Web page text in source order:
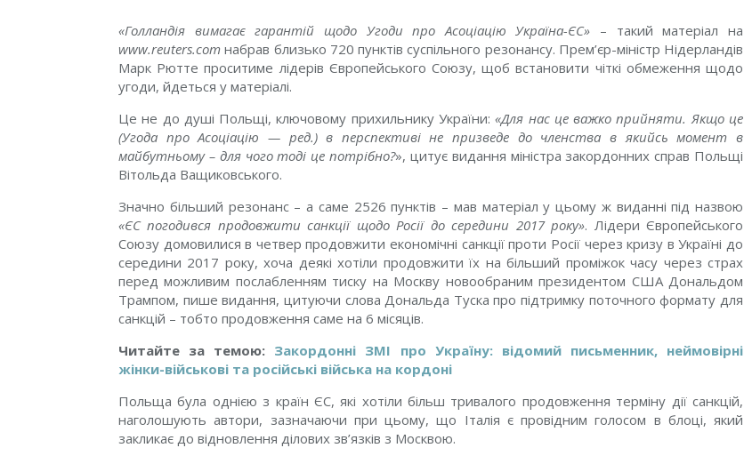
«Голландія вимагає гарантій щодо Угоди про Асоціацію Україна-ЄС» – такий матеріал на
www.reuters.com набрав близько 720 пунктів суспільного резонансу. Прем’єр-міністр Нідерландів
Марк Рютте проситиме лідерів Європейського Союзу, щоб встановити чіткі обмеження щодо
угоди, йдеться у матеріалі.
Це не до душі Польщі, ключовому прихильнику України:«Для нас це важко прийняти. Якщо це
(Угода про Асоціацію — ред.) в перспективі не призведе до членства в якийсь момент в
майбутньому – для чого тоді це потрібно?», цитує видання міністра закордонних справ Польщі
Вітольда Ващиковського.
Значно більший резонанс – а саме 2526 пунктів – мав матеріал у цьому ж виданні під назвою
«ЄС погодився продовжити санкції щодо Росії до середини 2017 року». Лідери Європейського
Союзу домовилися в четвер продовжити економічні санкції проти Росії через кризу в Україні до
середини 2017 року, хоча деякі хотіли продовжити їх на більший проміжок часу через страх
перед можливим послабленням тиску на Москву новообраним президентом США Дональдом
Трампом, пише видання, цитуючи слова Дональда Туска про підтримку поточного формату для
санкцій – тобто продовження саме на 6 місяців.
Читайте за темою: Закордонні ЗМІ про Україну: відомий письменник, неймовірні
жінки-військові та російські війська на кордоні
Польща була однією з країн ЄС, які хотіли більш тривалого продовження терміну дії санкцій,
наголошують автори, зазначаючи при цьому, що Італія є провідним голосом в блоці, який
закликає до відновлення ділових зв’язків з Москвою.